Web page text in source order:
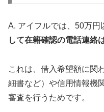
A. アイフルでは、50万円
して在籍確認の電話連絡
これは、借入希望額に関
細書など）や信用情報機
審査を行うためです。